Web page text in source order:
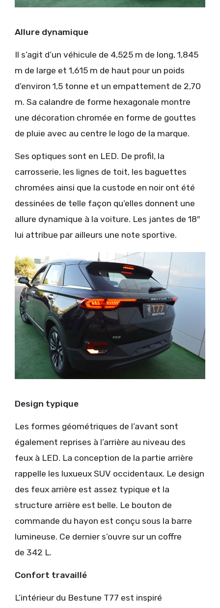
Allure dynamique
Il s’agit d’un véhicule de 4,525 m de long, 1,845
m de large et 1,615 m de haut pour un poids
d’environ 1,5 tonne et un empattement de 2,70
m. Sa calandre de forme hexagonale montre
une décoration chromée en forme de gouttes
de pluie avec au centre le logo de la marque.
Ses optiques sont en LED. De profil, la
carrosserie, les lignes de toit, les baguettes
chromées ainsi que la custode en noir ont été
dessinées de telle façon qu’elles donnent une
allure dynamique à la voiture. Les jantes de 18″
lui attribue par ailleurs une note sportive.
Design typique
Les formes géométriques de l’avant sont
également reprises à l’arrière au niveau des
feux à LED. La conception de la partie arrière
rappelle les luxueux SUV occidentaux. Le design
des feux arrière est assez typique et la
structure arrière est belle. Le bouton de
commande du hayon est conçu sous la barre
lumineuse. Ce dernier s’ouvre sur un coffre
de 342 L.
Confort travaillé
L’intérieur du Bestune T77 est inspiré